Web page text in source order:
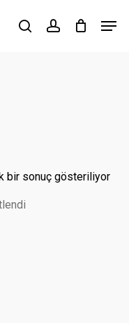
searchaccount
bir sonuç gösteriliyor